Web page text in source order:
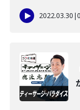
2022.03.30 |